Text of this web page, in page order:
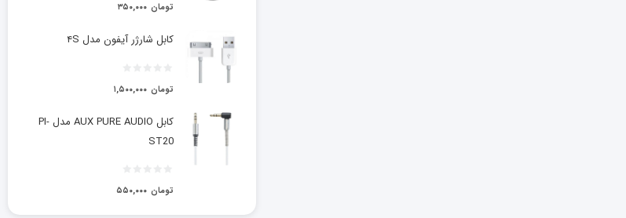
۳۵۰,۰۰۰ تومان
کابل شارژر آیفون مدل ۴S
۱,۵۰۰,۰۰۰ تومان
کابل AUX PURE AUDIO مدل PI-
ST20
۵۵۰,۰۰۰ تومان